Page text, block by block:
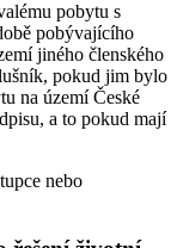
pobytu s
pobývajícího
jiného členského
pokud jim bylo
na území České
a to pokud mají
nebo